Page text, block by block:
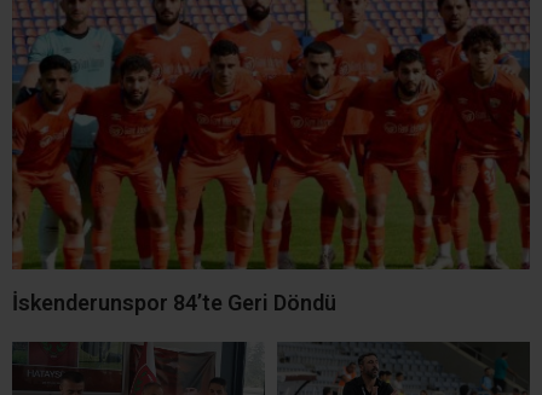
İskenderunspor 84’te Geri Döndü